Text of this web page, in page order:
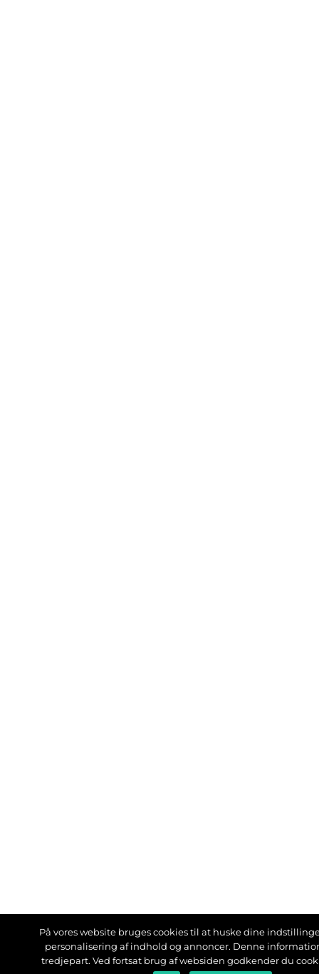
På vores website bruges cookies til at huske dine
personalisering af indhold og annoncer. Denne
tredjepart. Ved fortsat brug af websiden godkender du